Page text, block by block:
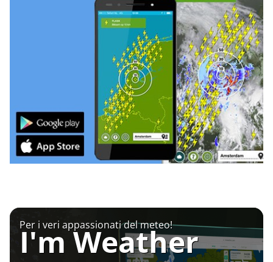
Per i veri appassionati del meteo!
I'm Weather